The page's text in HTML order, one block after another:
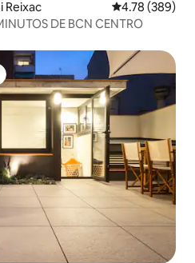
Reixac Calificación
4.78 (389)
DE BCN CENTRO